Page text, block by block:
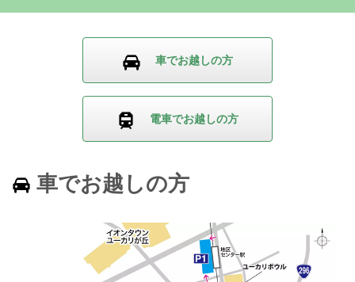
車でお越しの方
電車でお越しの方
車でお越しの方